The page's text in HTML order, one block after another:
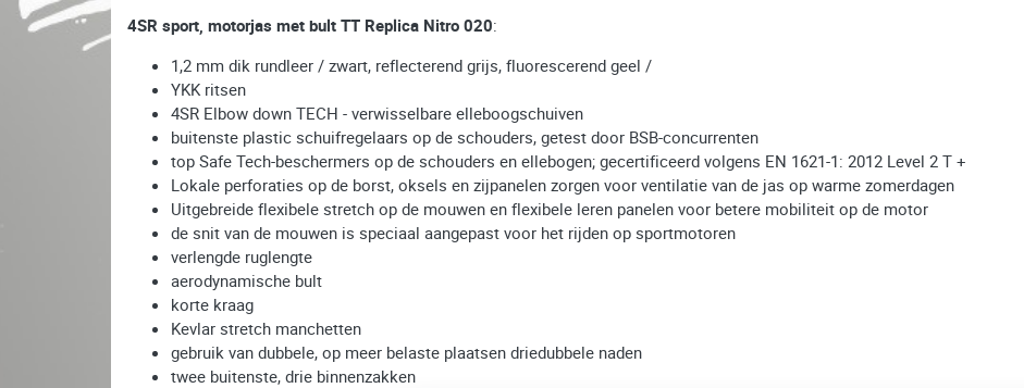
4SR sport, motorjas met bult TT Replica Nitro 020:
1,2 mm dik rundleer / zwart, reflecterend grijs, fluorescerend geel /
YKK ritsen
4SR Elbow down TECH - verwisselbare elleboogschuiven
buitenste plastic schuifregelaars op de schouders, getest door BSB-concurrenten
top Safe Tech-beschermers op de schouders en ellebogen; gecertificeerd volgens EN 1621-1: 2012 Level 2 T +
Lokale perforaties op de borst, oksels en zijpanelen zorgen voor ventilatie van de jas op warme zomerdagen
Uitgebreide flexibele stretch op de mouwen en flexibele leren panelen voor betere mobiliteit op de motor
de snit van de mouwen is speciaal aangepast voor het rijden op sportmotoren
verlengde ruglengte
aerodynamische bult
korte kraag
Kevlar stretch manchetten
gebruik van dubbele, op meer belaste plaatsen driedubbele naden
twee buitenste, drie binnenzakken